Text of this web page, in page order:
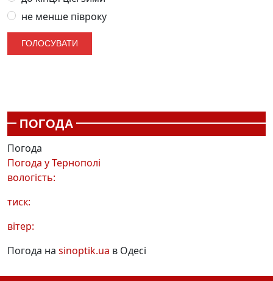
не менше півроку
ПОГОДА
Погода
Погода уТернополі
вологість:
тиск:
вітер:
Погода на sinoptik.ua в Одесі